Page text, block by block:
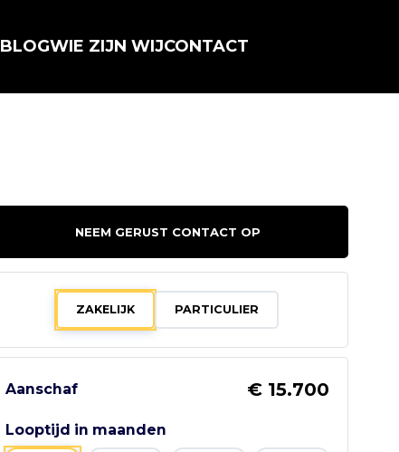
BLOGWIE ZIJN WIJCONTACT
NEEM GERUST CONTACT OP
ZAKELIJK PARTICULIER
Aanschaf € 15.700
Looptijd in maanden